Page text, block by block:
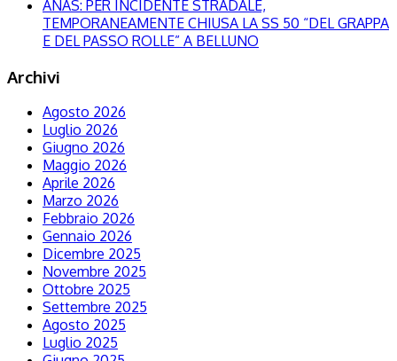
ANAS: PER INCIDENTE STRADALE,
TEMPORANEAMENTE CHIUSA LA SS 50 “DEL GRAPPA
E DEL PASSO ROLLE” A BELLUNO
Archivi
Agosto 2026
Luglio 2026
Giugno 2026
Maggio 2026
Aprile 2026
Marzo 2026
Febbraio 2026
Gennaio 2026
Dicembre 2025
Novembre 2025
Ottobre 2025
Settembre 2025
Agosto 2025
Luglio 2025